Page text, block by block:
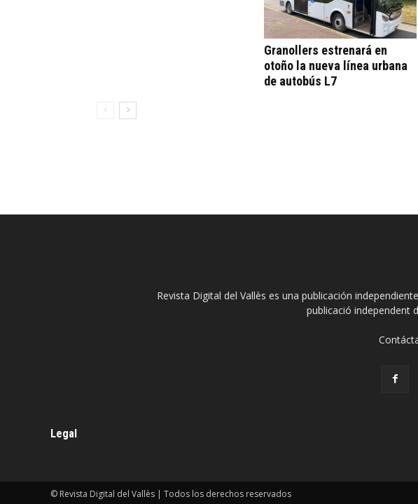
Granollers estrenará en
otoño la nueva línea urbana
de autobús L7
Revista Digital del Vallès es una publicación
publicació independent
Legal
© Revista Digital del Vallès | Todos los derechos reservados